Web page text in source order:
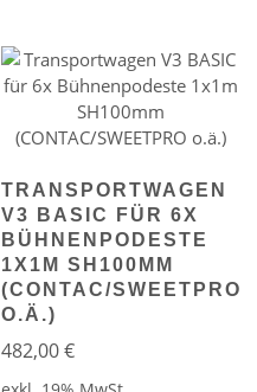
TRANSPORTWAGEN
V3 BASIC FÜR 6X
BÜHNENPODESTE
1X1M SH100MM
(CONTAC/SWEETPRO
O.Ä.)
482,00€